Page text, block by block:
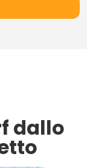
dallo